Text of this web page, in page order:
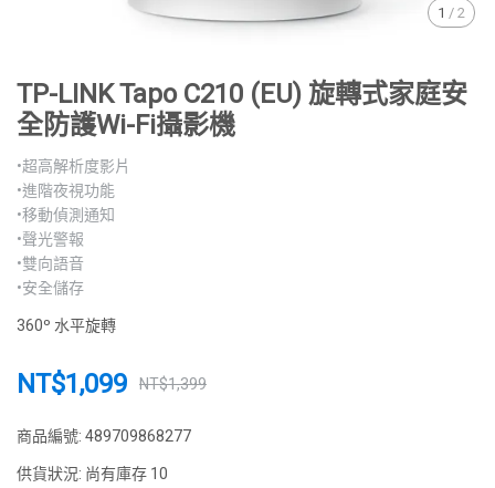
1 /2
TP-LINK Tapo C210 (EU) 旋轉式家庭安
全防護Wi-Fi攝影機
•超高解析度影片
•進階夜視功能
•移動偵測通知
•聲光警報
•雙向語音
•安全儲存
360º 水平旋轉
NT$1,099 NT$1,399
商品編號:489709868277
供貨狀況: 尚有庫存 10